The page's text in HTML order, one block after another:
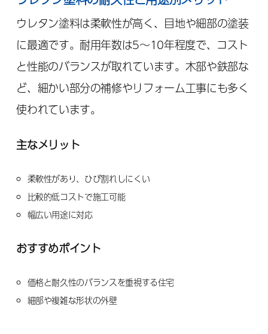
ウレタン塗料は柔軟性が高く、目地や細部の塗装
に最適です。耐用年数は5～10年程度で、コスト
と性能のバランスが取れています。木部や鉄部な
ど、細かい部分の補修やリフォーム工事にも多く
使われています。
主なメリット
柔軟性があり、ひび割れしにくい
比較的低コストで施工可能
幅広い用途に対応
おすすめポイント
価格と耐久性のバランスを重視する住宅
細部や複雑な形状の外壁